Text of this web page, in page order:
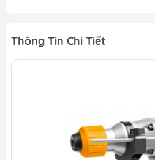
Thông Tin Chi Tiết